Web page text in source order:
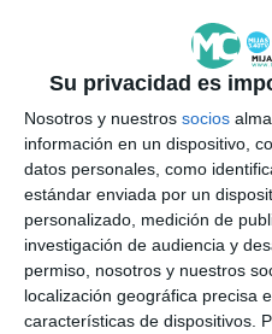
Su privacidad es
Nosotros y nuestros socios
información en un dispositivo,
datos personales, como
estándar enviada por un
personalizado, medición de
investigación de audiencia y
permiso, nosotros y nuestros
localización geográfica precisa
características de dispositivos.